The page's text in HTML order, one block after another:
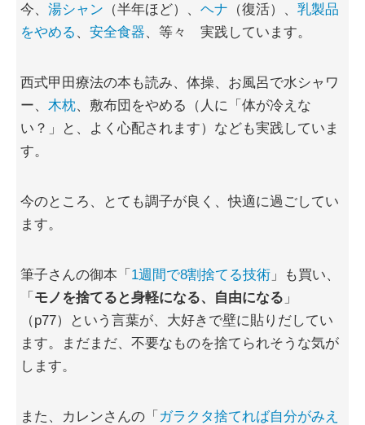
今、 湯シャン （半年ほど）、 ヘナ （復活）、 乳製品
をやめる 、 安全食器、等々 実践しています。
西式甲田療法の本も読み、体操、お風呂で水シャワ
ー、 木枕、敷布団をやめる（人に「体が冷えな
い？」と、よく心配されます）なども実践していま
す。
今のところ、とても調子が良く、快適に過ごしてい
ます。
筆子さんの御本「 1週間で8割捨てる技術 」も買い、
「 モノを捨てると身軽になる、自由になる 」
（p77）という言葉が、大好きで壁に貼りだしてい
ます。まだまだ、不要なものを捨てられそうな気が
します。
また、カレンさんの「 ガラクタ捨てれば自分がみえ